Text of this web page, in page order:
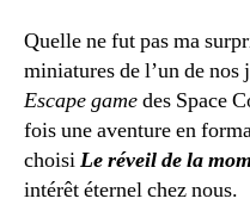
Quelle ne fut pas ma
miniatures de l’un de
Escape gamedes Space
fois une aventure en
choisiLe réveil de la
intérêt éternel chez nous.